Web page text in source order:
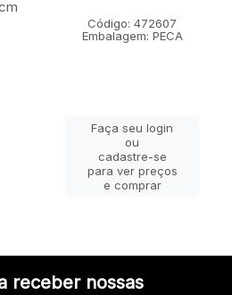
Código: 472607
Embalagem: PECA
Faça seu login
ou
cadastre-se
para ver preços
e comprar
receber nossas